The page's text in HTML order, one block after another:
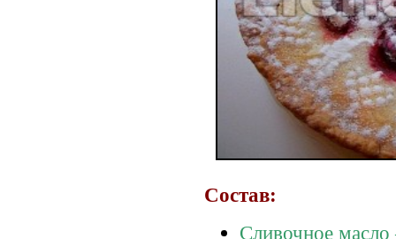
Состав:
Сливочное